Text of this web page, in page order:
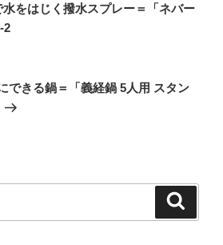
水をはじく撥水スプレー＝「ネバー
2
できる鍋＝「義経鍋 5人用 スタン